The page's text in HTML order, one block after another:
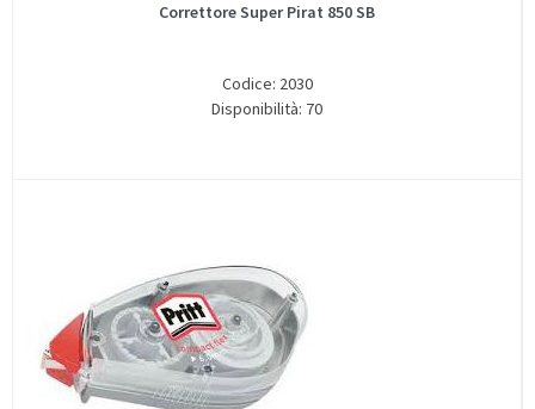
Correttore Super Pirat 850 SB
Codice: 2030
Disponibilità: 70